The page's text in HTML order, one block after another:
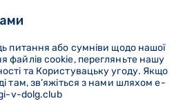
питання або сумніви щодо нашої
файлів cookie, перегляньте нашу
та Користувацьку угоду. Якщо
там, зв’яжіться з нами шляхом e-
v-dolg.club